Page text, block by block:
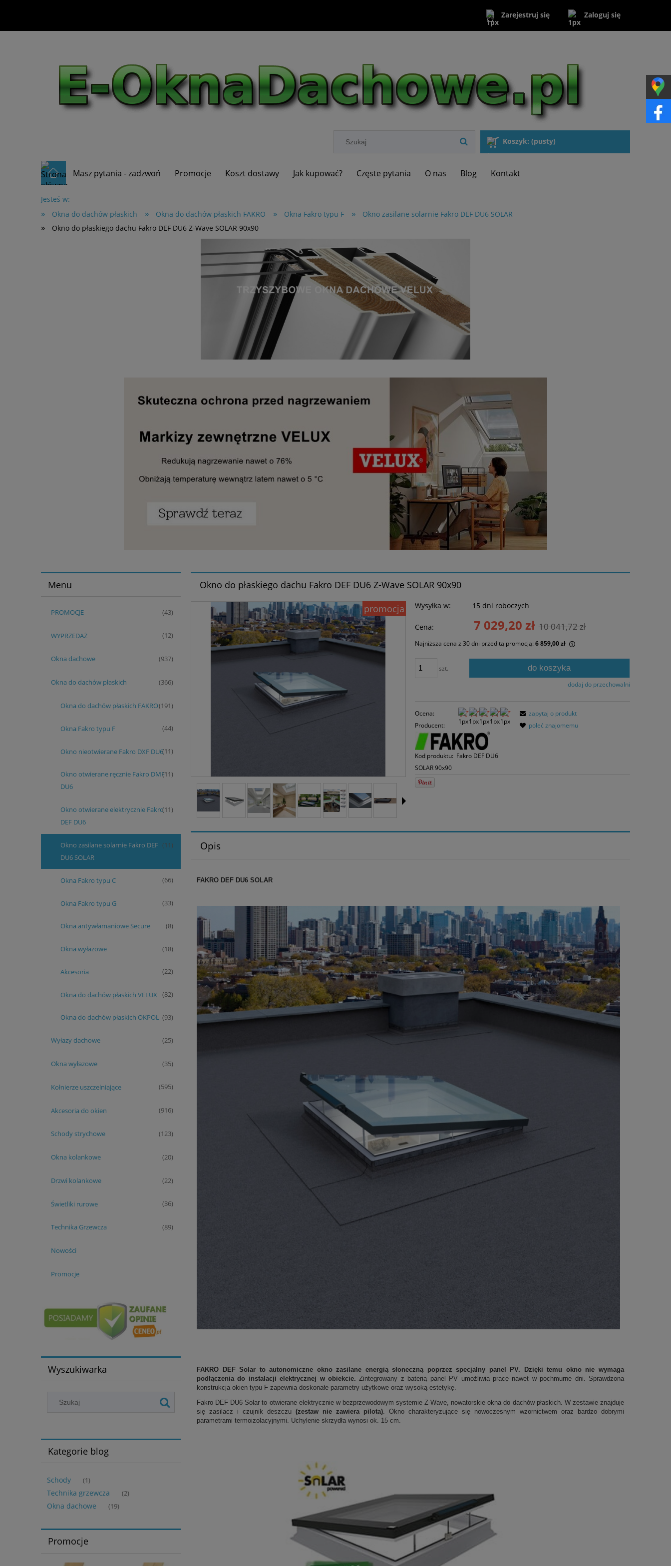
Zarejestruj się Zaloguj się
Koszyk: (pusty)
Masz pytania - zadzwoń Promocje Koszt dostawy Jak kupować? Częste pytania O nas Blog Kontakt
Jesteś w:
» Okna do dachów płaskich » Okna do dachów płaskich FAKRO » Okna Fakro typu F » Okno zasilane solarnie Fakro DEF DU6 SOLAR
» Okno do płaskiego dachu Fakro DEF DU6 Z-Wave SOLAR 90x90
Menu
PROMOCJE (43)
WYPRZEDAŻ (12)
Okna dachowe (937)
Okna do dachów płaskich (366)
Okna do dachów płaskich FAKRO(191)
Okna Fakro typu F (44)
Okno nieotwierane Fakro DXF DU6(11)
Okno otwierane ręcznie Fakro DMF
DU6
(11)
Okno otwierane elektrycznie Fakro
DEF DU6
(11)
Okno zasilane solarnie Fakro DEF
DU6 SOLAR
(11)
Okna Fakro typu C (66)
Okna Fakro typu G (33)
Okna antywłamaniowe Secure (8)
Okna wyłazowe (18)
Akcesoria (22)
Okna do dachów płaskich VELUX (82)
Okna do dachów płaskich OKPOL (93)
Wyłazy dachowe (25)
Okna wyłazowe (35)
Kołnierze uszczelniające (595)
Akcesoria do okien (916)
Schody strychowe (123)
Okna kolankowe (20)
Drzwi kolankowe (22)
Świetliki rurowe (36)
Technika Grzewcza (89)
Nowości
Promocje
Wyszukiwarka
Kategorie blog
Schody (1)
Technika grzewcza (2)
Okna dachowe (19)
Promocje
Okno do płaskiego dachu Fakro DEF DU6 Z-Wave SOLAR 90x90
promocja
Wysyłka w: 15 dni roboczych
Cena: 7 029,20 zł 10 041,72 zł
Najniższa cena z 30 dni przed tą promocją:6 859,00 zł
Jeżeli produkt jest sprzedawany krócej niż
30 dni, wyświetlana jest najniższa cena od
szt. do koszyka
dodaj do przechowalni
Ocena:
Producent:
Kod produktu: Fakro DEF DU6
SOLAR 90x90
zapytaj o produkt
poleć znajomemu
Opis
FAKRO DEF DU6 SOLAR
FAKRO
DEF Solar to autonomiczne okno zasilane energią słoneczną poprzez specjalny panel PV. Dzięki temu okno nie wymaga
podłączenia do instalacji elektrycznej w obiekcie. Zintegrowany z baterią panel PV umożliwia pracę nawet w pochmurne dni. Sprawdzona
konstrukcja okien typu F zapewnia doskonałe parametry użytkowe oraz wysoką estetykę.
Fakro DEF DU6 Solar to otwierane elektrycznie w bezprzewodowym systemie Z-Wave, nowatorskie okna do dachów płaskich. W zestawie znajduje
się zasilacz i czujnik deszczu (zestaw nie zawiera pilota) . Okno charakteryzujące się nowoczesnym wzornictwem oraz bardzo dobrymi
parametrami termoizolacyjnymi. Uchylenie skrzydła wynosi ok. 15 cm.